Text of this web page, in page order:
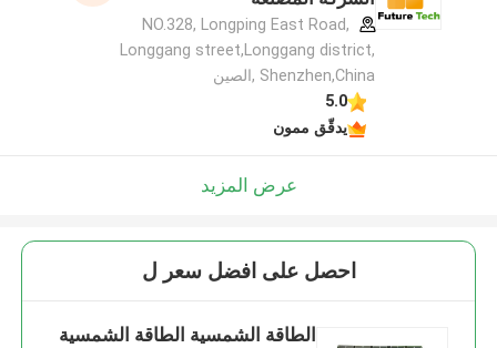
NO.328, Longping East Road,
Longgang street,Longgang district,
Shenzhen,China ,الصين
5.0
يدقّق ممون
عرض المزيد
احصل على افضل سعر ل
الطاقة الشمسية الطاقة الشمسية